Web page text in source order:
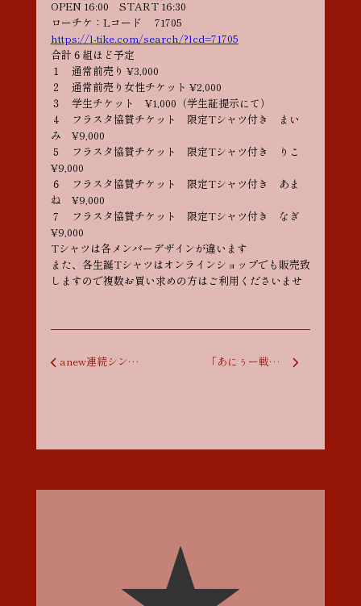
OPEN 16:00 START 16:30
ローチケ：Lコード 71705
https://l-tike.com/search/?lcd=71705
合計６組ほど予定
１ 通常前売り ¥3,000
２ 通常前売り女性チケット ¥2,000
３ 学生チケット ¥1,000（学生証提示にて）
４ フラスタ協賛チケット 限定Tシャツ付き まい
み ¥9,000
５ フラスタ協賛チケット 限定Tシャツ付き りこ
¥9,000
６ フラスタ協賛チケット 限定Tシャツ付き あま
ね ¥9,000
７ フラスタ協賛チケット 限定Tシャツ付き なぎ
¥9,000
Tシャツは各メンバーデザインが違います
また、各生誕Tシャツはオンラインショップでも販売致
しますので複数お買い求めの方はご利用くださいませ
投稿ナビゲーション
anew連続シングルリリース 第１弾『何色少女』 「あにぅー戦略室」リニューアル